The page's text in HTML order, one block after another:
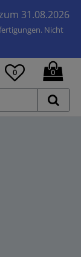
31.08.2026
Nicht
0 0